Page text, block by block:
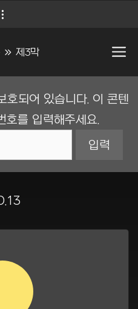
Menu
Ộ 제3막 메
뉴
호되어 있습니다. 이 콘텐
를 입력해주세요.